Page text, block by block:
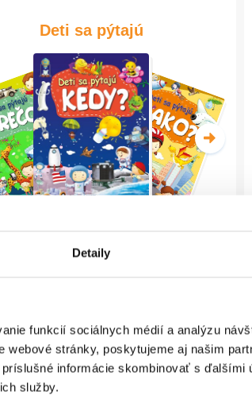
Detaily
funkcií sociálnych médií a analýzu
webové stránky, poskytujeme aj našim
informácie skombinovať s ďalšími
služby.
Deti sa pýtajú